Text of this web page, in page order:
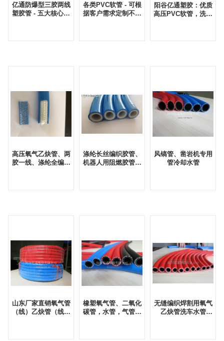
亿通防爆型三胶两线
塑胶管 - 五大核心优
各类PVC软管 - 可根
据客户需求定制不同
阳谷亿通塑胶：优质
高压PVC软管，洗车
高压氧气乙炔管、两
胶一线、涤纶全编织
涤纶长丝编织胶管、
机器人用阻燃胶管、
风镐管、凿岩机专用
管冷却水管
山东厂家直销氧气管
（线）乙炔管（线）
橡塑氧气管、二氧化
碳管，水管，气管，
无缝编织焊割用氧气
乙炔管洗车水管